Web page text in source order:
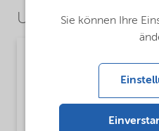
Use Cases
MsbLongDescription
Lilaflot® 1400 is
collector for flotation of
Sie können Ihre